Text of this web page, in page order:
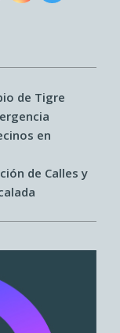
de Tigre
en
de Calles y